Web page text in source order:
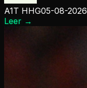
A1T HHG05-08-2026
Leer →